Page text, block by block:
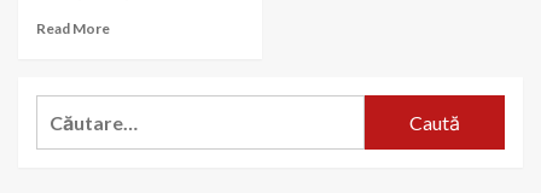
Read More